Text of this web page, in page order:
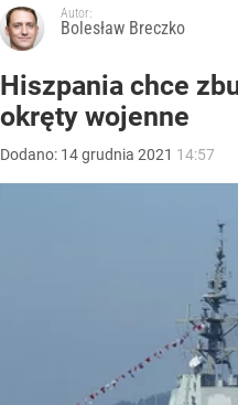
Autor:
Bolesław Breczko
Hiszpania chce
okręty wojenne
Dodano: 14grudnia 2021 14:57